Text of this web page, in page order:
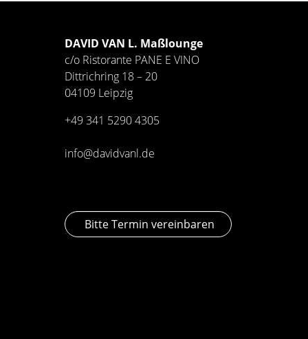
DAVID VAN L. Maßlounge
c/o Ristorante PANE E VINO
Dittrichring 18 – 20
04109 Leipzig
+49 341 5290 4305
info@davidvanl.de
Bitte Termin vereinbaren